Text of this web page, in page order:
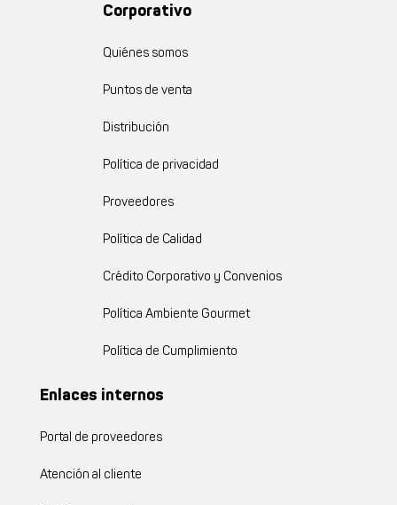
Corporativo
Quiénes somos
Puntos de venta
Distribución
Política de privacidad
Proveedores
Política de Calidad
Crédito Corporativo y Convenios
Política Ambiente Gourmet
Política de Cumplimiento
Enlaces internos
Portal de proveedores
Atención al cliente